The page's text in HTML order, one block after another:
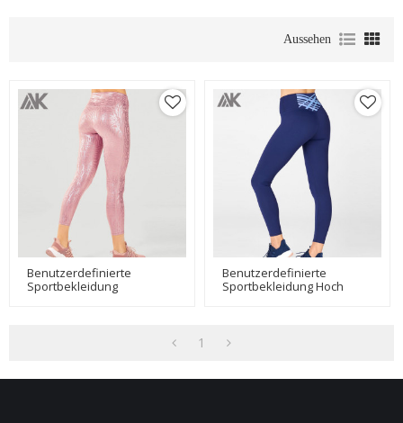
Aussehen
Benutzerdefinierte
Sportbekleidung
Benutzerdefinierte
Sportbekleidung Hoch
1